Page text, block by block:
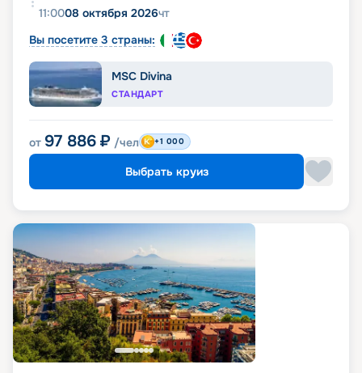
11:0008 октября 2026чт
Вы посетите 3 страны:
MSC Divina
СТАНДАРТ
от 97 886 ₽ /чел +1 000
Выбрать круиз